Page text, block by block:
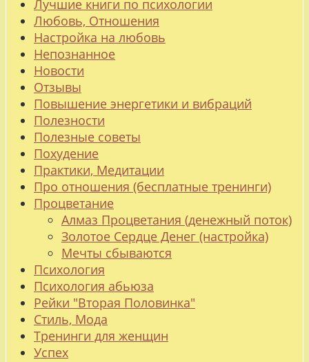
Лучшие книги по психологии
Любовь, Отношения
Настройка на любовь
Непознанное
Новости
Отзывы
Повышение энергетики и вибраций
Полезности
Полезные советы
Похудение
Практики, Медитации
Про отношения (бесплатные тренинги)
Процветание
Алмаз Процветания (денежный поток)
Золотое Сердце Денег (настройка)
Мечты сбываются
Психология
Психология абьюза
Рейки "Вторая Половинка"
Стиль, Мода
Тренинги для женщин
Успех